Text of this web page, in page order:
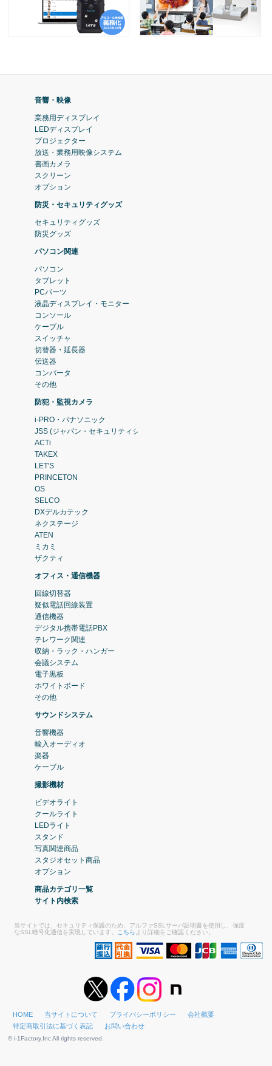
音響・映像
業務用ディスプレイ
LEDディスプレイ
プロジェクター
放送・業務用映像システム
書画カメラ
スクリーン
オプション
防災・セキュリティグッズ
セキュリティグッズ
防災グッズ
パソコン関連
パソコン
タブレット
PCパーツ
液晶ディスプレイ・モニター
コンソール
ケーブル
スイッチャ
切替器・延長器
伝送器
コンバータ
その他
防犯・監視カメラ
i-PRO・パナソニック
JSS (ジャパン・セキュリティシステム)
ACTi
TAKEX
LET'S
PRINCETON
OS
SELCO
DXデルカテック
ネクステージ
ATEN
ミカミ
ザクティ
オフィス・通信機器
回線切替器
疑似電話回線装置
通信機器
デジタル携帯電話PBX
テレワーク関連
収納・ラック・ハンガー
会議システム
電子黒板
ホワイトボード
その他
サウンドシステム
音響機器
輸入オーディオ
楽器
ケーブル
撮影機材
ビデオライト
クールライト
LEDライト
スタンド
写真関連商品
スタジオセット商品
オプション
商品カテゴリ一覧
サイト内検索
当サイトでは、セキュリティ保護のため、アルファSSLサーバ証明書を使用し、強度
なSSL暗号化通信を実現しています。 こちらより詳細をご確認ください。
HOME 当サイトについて プライバシーポリシー
会社概要
特定商取引法に基づく表記
お問い合わせ
© i-1Factory.Inc All rights reserved.